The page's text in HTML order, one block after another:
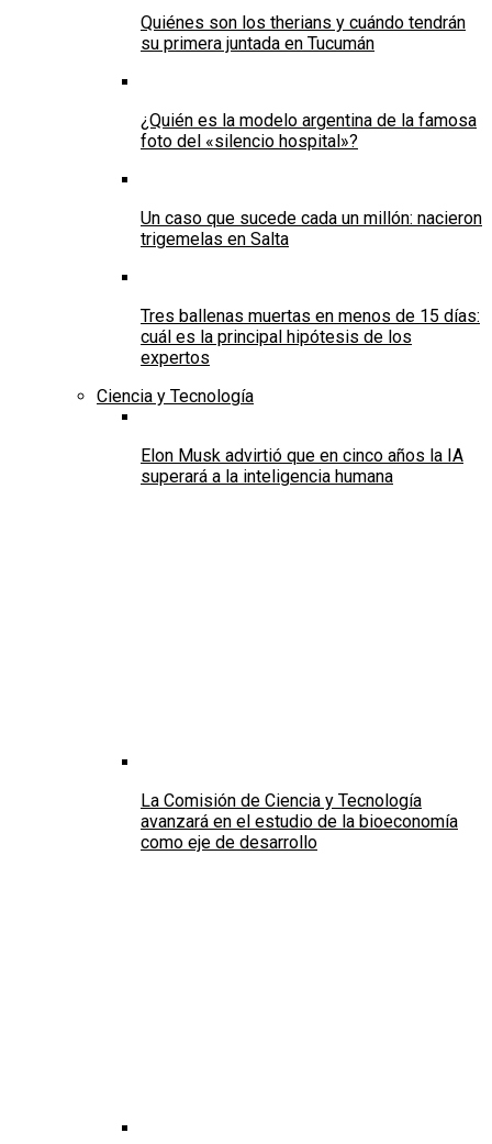
Quiénes son los therians y cuándo tendrán
su primera juntada en Tucumán
¿Quién es la modelo argentina de la famosa
foto del «silencio hospital»?
Un caso que sucede cada un millón: nacieron
trigemelas en Salta
Tres ballenas muertas en menos de 15 días:
cuál es la principal hipótesis de los
expertos
Ciencia y Tecnología
Elon Musk advirtió que en cinco años la IA
superará a la inteligencia humana
La Comisión de Ciencia y Tecnología
avanzará en el estudio de la bioeconomía
como eje de desarrollo